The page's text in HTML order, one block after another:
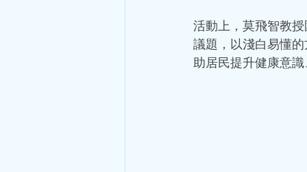
活動上，莫飛智教
議題，以淺白易懂
助居民提升健康意